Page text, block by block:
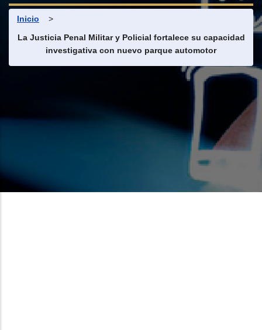
Ruta de navegación
Inicio
>
La Justicia Penal Militar y Policial fortalece su capacidad
investigativa con nuevo parque automotor